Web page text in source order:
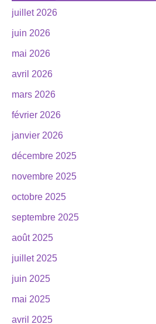
juillet 2026
juin 2026
mai 2026
avril 2026
mars 2026
février 2026
janvier 2026
décembre 2025
novembre 2025
octobre 2025
septembre 2025
août 2025
juillet 2025
juin 2025
mai 2025
avril 2025